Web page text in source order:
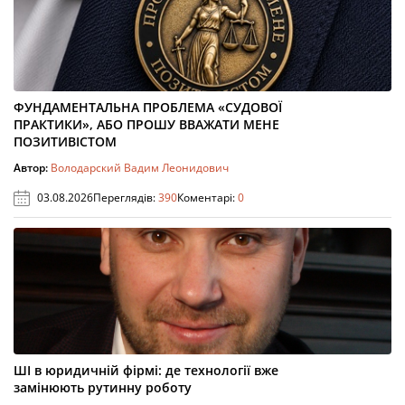
ФУНДАМЕНТАЛЬНА ПРОБЛЕМА «СУДОВОЇ
ПРАКТИКИ», АБО ПРОШУ ВВАЖАТИ МЕНЕ
ПОЗИТИВІСТОМ
Автор: Володарский Вадим Леонидович
03.08.2026Переглядів:390Коментарі:0
ШІ в юридичній фірмі: де технології вже
замінюють рутинну роботу